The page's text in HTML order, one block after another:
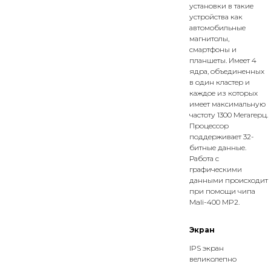
установки в такие
устройства как
автомобильные
магнитолы,
смартфоны и
планшеты. Имеет 4
ядра, объединенных
в один кластер и
каждое из которых
имеет максимальную
частоту 1300 Мегагерц.
Процессор
поддерживает 32-
битные данные.
Работа с
графическими
данными происходит
при помощи чипа
Mali-400 MP2.
Экран
IPS экран
великолепно